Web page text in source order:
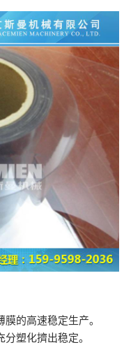
的高速稳定生产。
塑化擠出稳定。